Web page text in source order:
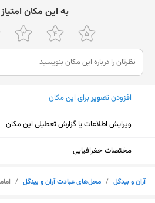
ﺑﻪ اﯾﻦ ﻣﮑﺎن
افزودنتصویربرای این مکان
ویرایش اطلاعات یا گزارش تعطیلی این مکان
مختصات جغرافیایی
آران و بیدگل / محل‌های عبادت آران و بیدگل /